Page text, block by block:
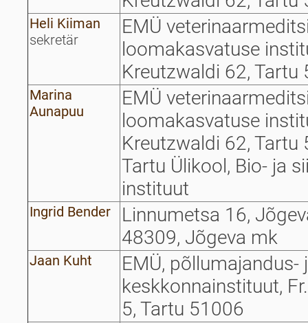
Heli Kiiman
sekretär
EMÜ
loomakasvatuse
Kreutzwaldi 62, Tartu
Marina
Aunapuu
EMÜ
loomakasvatuse
Kreutzwaldi 62, Tartu
Tartu Ülikool, Bio- ja
instituut
Ingrid Bender
Linnumetsa 16,
48309, Jõgeva mk
Jaan Kuht
EMÜ, põllumajandus-
keskkonnainstituut,
5, Tartu 51006